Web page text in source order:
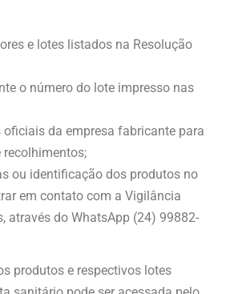
e lotes listados na Resolução
o número do lote impresso nas
oficiais da empresa fabricante para
ou identificação dos produtos no
em contato com a Vigilância
através do WhatsApp (24) 99882-
produtos e respectivos lotes